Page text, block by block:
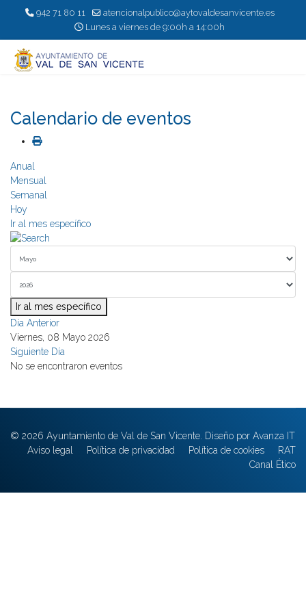
942 71 80 11
atencionalpublico@aytovaldesanvicente.es
Lunes a viernes de 9:00h a 14:00h
Calendario de eventos
Anual
Mensual
Semanal
Hoy
Ir al mes específico
Ir al mes específico
Día Anterior
Viernes, 08 Mayo 2026
Siguiente Día
No se encontraron eventos
© 2026 Ayuntamiento de Val de San Vicente. Diseño por Avanza IT
Aviso legal
Política de privacidad Política de cookies
RAT
Canal Ético